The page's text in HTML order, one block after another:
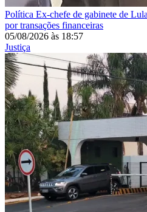
Política Ex-chefe de gabinete de
por transações financeiras
05/08/2026 às 18:57
Justiça